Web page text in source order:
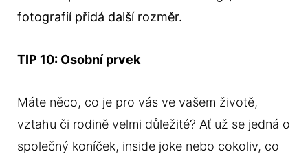
fotografií přidá další rozměr.
TIP 10: Osobní prvek
Máte něco, co je pro vás ve vašem životě,
vztahu či rodině velmi důležité? Ať už se jedná o
společný koníček, inside joke nebo cokoliv, co